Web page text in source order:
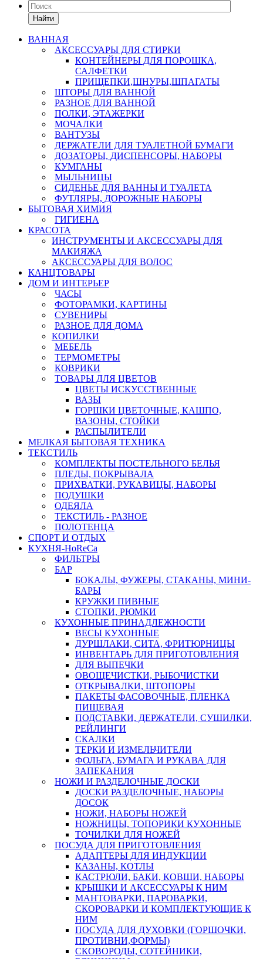
Найти
ВАННАЯ
АКСЕССУАРЫ ДЛЯ СТИРКИ
КОНТЕЙНЕРЫ ДЛЯ ПОРОШКА,
САЛФЕТКИ
ПРИЩЕПКИ,ШНУРЫ,ШПАГАТЫ
ШТОРЫ ДЛЯ ВАННОЙ
РАЗНОЕ ДЛЯ ВАННОЙ
ПОЛКИ, ЭТАЖЕРКИ
МОЧАЛКИ
ВАНТУЗЫ
ДЕРЖАТЕЛИ ДЛЯ ТУАЛЕТНОЙ БУМАГИ
ДОЗАТОРЫ, ДИСПЕНСОРЫ, НАБОРЫ
КУМГАНЫ
МЫЛЬНИЦЫ
СИДЕНЬЕ ДЛЯ ВАННЫ И ТУАЛЕТА
ФУТЛЯРЫ, ДОРОЖНЫЕ НАБОРЫ
БЫТОВАЯ ХИМИЯ
ГИГИЕНА
КРАСОТА
ИНСТРУМЕНТЫ И АКСЕССУАРЫ ДЛЯ
МАКИЯЖА
АКСЕССУАРЫ ДЛЯ ВОЛОС
КАНЦТОВАРЫ
ДОМ И ИНТЕРЬЕР
ЧАСЫ
ФОТОРАМКИ, КАРТИНЫ
СУВЕНИРЫ
РАЗНОЕ ДЛЯ ДОМА
КОПИЛКИ
МЕБЕЛЬ
ТЕРМОМЕТРЫ
КОВРИКИ
ТОВАРЫ ДЛЯ ЦВЕТОВ
ЦВЕТЫ ИСКУССТВЕННЫЕ
ВАЗЫ
ГОРШКИ ЦВЕТОЧНЫЕ, КАШПО,
ВАЗОНЫ, СТОЙКИ
РАСПЫЛИТЕЛИ
МЕЛКАЯ БЫТОВАЯ ТЕХНИКА
ТЕКСТИЛЬ
КОМПЛЕКТЫ ПОСТЕЛЬНОГО БЕЛЬЯ
ПЛЕДЫ, ПОКРЫВАЛА
ПРИХВАТКИ, РУКАВИЦЫ, НАБОРЫ
ПОДУШКИ
ОДЕЯЛА
ТЕКСТИЛЬ - РАЗНОЕ
ПОЛОТЕНЦА
СПОРТ И ОТДЫХ
КУХНЯ-HoReCa
ФИЛЬТРЫ
БАР
БОКАЛЫ, ФУЖЕРЫ, СТАКАНЫ, МИНИ-
БАРЫ
КРУЖКИ ПИВНЫЕ
СТОПКИ, РЮМКИ
КУХОННЫЕ ПРИНАДЛЕЖНОСТИ
ВЕСЫ КУХОННЫЕ
ДУРШЛАКИ, СИТА, ФРИТЮРНИЦЫ
ИНВЕНТАРЬ ДЛЯ ПРИГОТОВЛЕНИЯ
ДЛЯ ВЫПЕЧКИ
ОВОЩЕЧИСТКИ, РЫБОЧИСТКИ
ОТКРЫВАЛКИ, ШТОПОРЫ
ПАКЕТЫ ФАСОВОЧНЫЕ, ПЛЕНКА
ПИЩЕВАЯ
ПОДСТАВКИ, ДЕРЖАТЕЛИ, СУШИЛКИ,
РЕЙЛИНГИ
СКАЛКИ
ТЕРКИ И ИЗМЕЛЬЧИТЕЛИ
ФОЛЬГА, БУМАГА И РУКАВА ДЛЯ
ЗАПЕКАНИЯ
НОЖИ И РАЗДЕЛОЧНЫЕ ДОСКИ
ДОСКИ РАЗДЕЛОЧНЫЕ, НАБОРЫ
ДОСОК
НОЖИ, НАБОРЫ НОЖЕЙ
НОЖНИЦЫ, ТОПОРИКИ КУХОННЫЕ
ТОЧИЛКИ ДЛЯ НОЖЕЙ
ПОСУДА ДЛЯ ПРИГОТОВЛЕНИЯ
АДАПТЕРЫ ДЛЯ ИНДУКЦИИ
КАЗАНЫ, КОТЛЫ
КАСТРЮЛИ, БАКИ, КОВШИ, НАБОРЫ
КРЫШКИ И АКСЕССУАРЫ К НИМ
МАНТОВАРКИ, ПАРОВАРКИ,
СКОРОВАРКИ И КОМПЛЕКТУЮЩИЕ К
НИМ
ПОСУДА ДЛЯ ДУХОВКИ (ГОРШОЧКИ,
ПРОТИВНИ,ФОРМЫ)
СКОВОРОДЫ, СОТЕЙНИКИ,